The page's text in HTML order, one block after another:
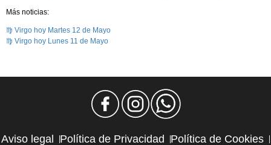
Más noticias:
♍ Virgo hoy Martes 12 de Mayo
♍ Virgo hoy Lunes 11 de Mayo
Aviso legal Política de Privacidad Política de Cookies